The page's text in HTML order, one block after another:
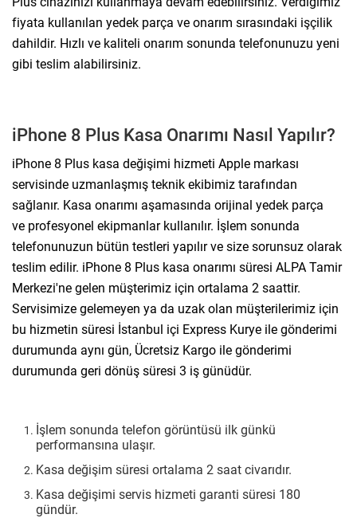
fiyata kullanılan yedek parça ve onarım sırasındaki işçilik
dahildir. Hızlı ve kaliteli onarım sonunda telefonunuzu yeni
gibi teslim alabilirsiniz.
iPhone 8 Plus Kasa Onarımı Nasıl Yapılır?
iPhone 8 Plus kasa değişimi hizmeti Apple markası
servisinde uzmanlaşmış teknik ekibimiz tarafından
sağlanır. Kasa onarımı aşamasında orijinal yedek parça
ve profesyonel ekipmanlar kullanılır. İşlem sonunda
telefonunuzun bütün testleri yapılır ve size sorunsuz olarak
teslim edilir. iPhone 8 Plus kasa onarımı süresi ALPA Tamir
Merkezi'ne gelen müşterimiz için ortalama 2 saattir.
Servisimize gelemeyen ya da uzak olan müşterilerimiz için
bu hizmetin süresi İstanbul içi Express Kurye ile gönderimi
durumunda aynı gün, Ücretsiz Kargo ile gönderimi
durumunda geri dönüş süresi 3 iş günüdür.
İşlem sonunda telefon görüntüsü ilk günkü
performansına ulaşır.
Kasa değişim süresi ortalama 2 saat civarıdır.
Kasa değişimi servis hizmeti garanti süresi 180
gündür.